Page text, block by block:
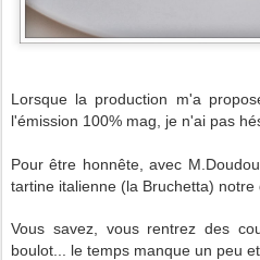
Lorsque la production m'a
l'émission 100% mag, je n'ai pas
Pour être honnête, avec
tartine italienne (la Bruchetta) notre
Vous savez, vous rentrez des
boulot... le temps manque un peu